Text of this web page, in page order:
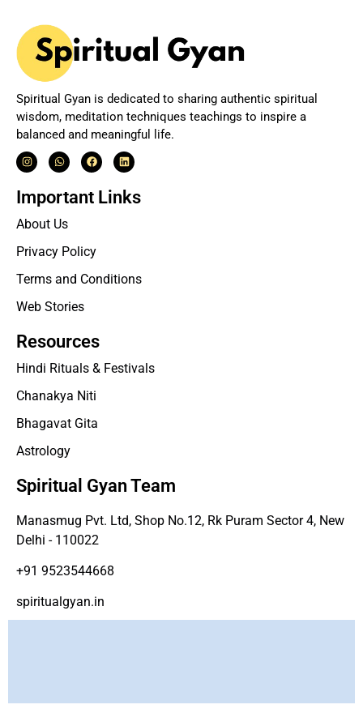
Spiritual Gyan is dedicated to sharing authentic spiritual
wisdom, meditation techniques teachings to inspire a
balanced and meaningful life.
Important Links
About Us
Privacy Policy
Terms and Conditions
Web Stories
Resources
Hindi Rituals & Festivals
Chanakya Niti
Bhagavat Gita
Astrology
Spiritual Gyan Team
Manasmug Pvt. Ltd, Shop No.12, Rk Puram Sector 4, New
Delhi - 110022
+91 9523544668
spiritualgyan.in